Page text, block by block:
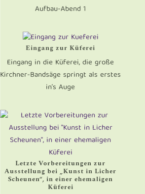
Aufbau-Abend 1
Eingang zur Küferei
Eingang in die Küferei, die große
Kirchner-Bandsäge springt als erstes
in’s Auge
Letzte Vorbereitungen zur
Ausstellung bei „Kunst in Licher
Scheunen“, in einer ehemaligen
Küferei